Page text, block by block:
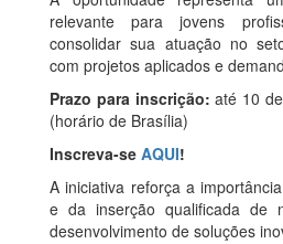
relevante para jovens
consolidar sua atuação no
com projetos aplicados e
Prazo para inscrição: até 10
(horário de Brasília)
Inscreva-se AQUI!
A iniciativa reforça a
e da inserção qualificada de
desenvolvimento de soluções